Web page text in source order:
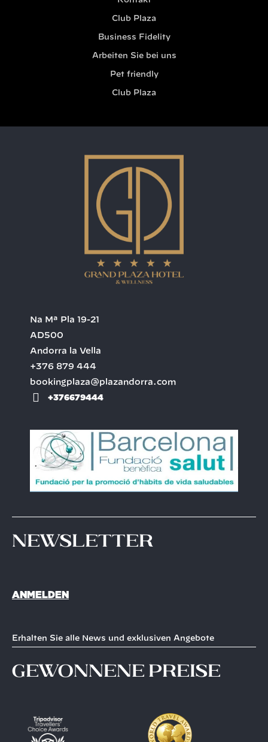
Club Plaza
Business Fidelity
Arbeiten Sie bei uns
Pet friendly
Club Plaza
Na Mª Pla 19-21
AD500
Andorra la Vella
+376 879 444
bookingplaza@plazandorra.com
+376679444
Newsletter
ANMELDEN
Erhalten Sie alle News und exklusiven Angebote
gewonnene Preise